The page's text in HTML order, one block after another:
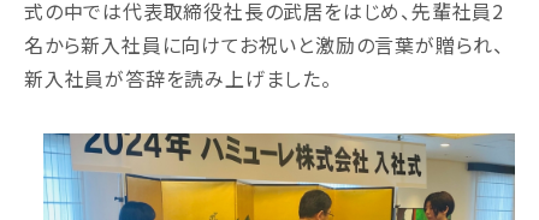
式の中では代表取締役社⻑の武居をはじめ、先輩社員2
名から新⼊社員に向けてお祝いと激励の⾔葉が贈られ、
新⼊社員が答辞を読み上げました。